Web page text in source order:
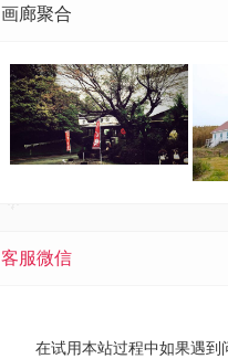
画廊聚合
客服微信
在试用本站过程中如果遇到